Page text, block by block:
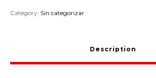
Category: Sin categorizar
Description